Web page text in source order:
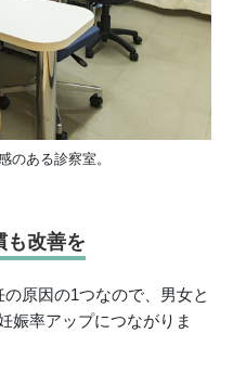
のある診察室。
も改善を
原因の1つなので、男女と
娠率アップにつながりま